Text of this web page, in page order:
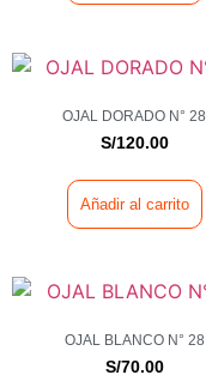
OJAL DORADO N° 28
S/120.00
Añadir al carrito
OJAL BLANCO N° 28
S/70.00